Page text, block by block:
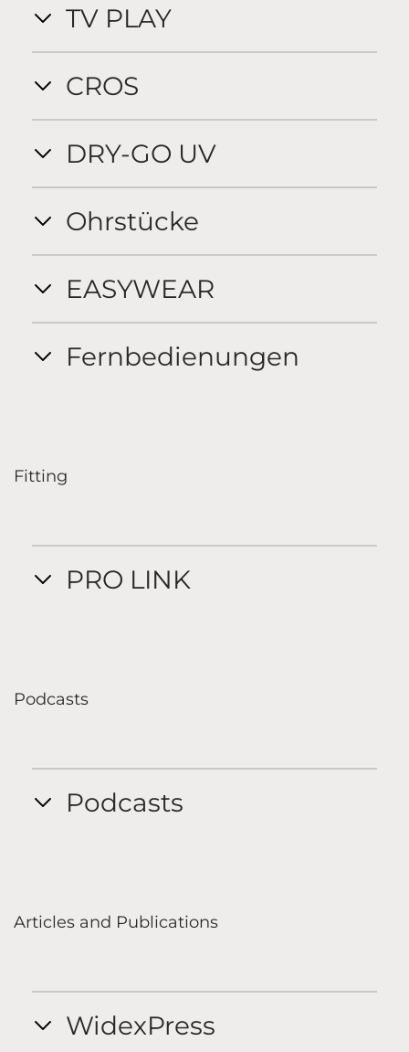
TV PLAY
CROS
DRY-GO UV
Ohrstücke
EASYWEAR
Fernbedienungen
Fitting
PRO LINK
Podcasts
Podcasts
Articles and Publications
WidexPress